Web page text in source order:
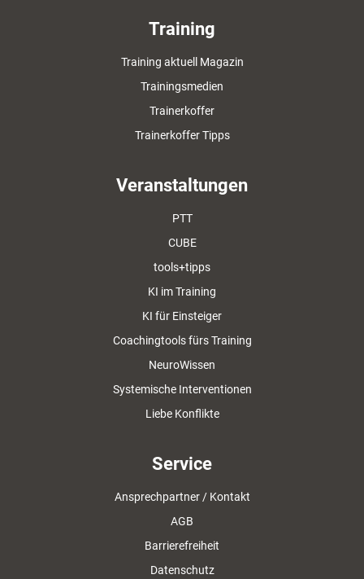
Training
Training aktuell Magazin
Trainingsmedien
Trainerkoffer
Trainerkoffer Tipps
Veranstaltungen
PTT
CUBE
tools+tipps
KI im Training
KI für Einsteiger
Coachingtools fürs Training
NeuroWissen
Systemische Interventionen
Liebe Konflikte
Service
Ansprechpartner / Kontakt
AGB
Barrierefreiheit
Datenschutz